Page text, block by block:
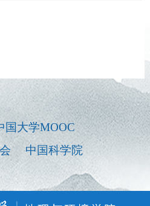
国大学MOOC
中国科学院